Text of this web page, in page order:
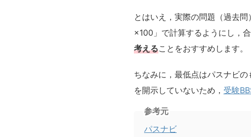
とはいえ，実際の問題（過去
×100」で計算するようにし，
考えることをおすすめします。
ちなみに，最低点はパスナビ
を開示していないため， 受験
参考元
パスナビ